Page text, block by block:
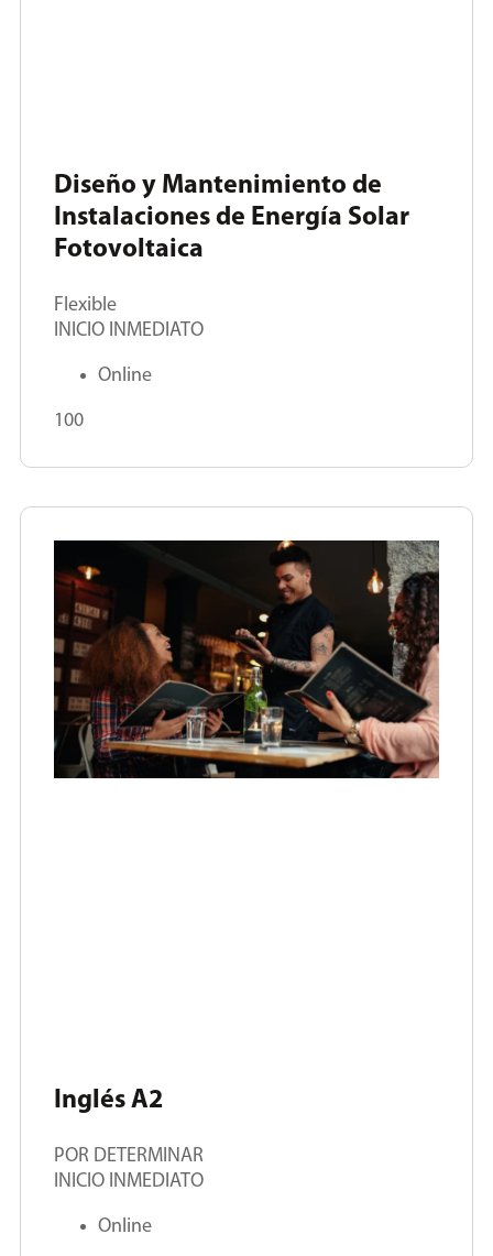
Diseño y Mantenimiento de
Instalaciones de Energía Solar
Fotovoltaica
Flexible
INICIO INMEDIATO
Online
100
Inglés A2
POR DETERMINAR
INICIO INMEDIATO
Online